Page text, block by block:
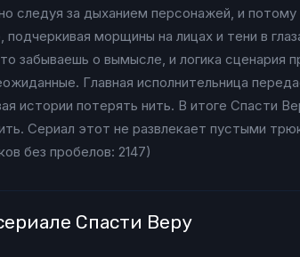
следуя за дыханием персонажей, и
подчеркивая морщины на лицах и тени в
забываешь о вымысле, и логика
Главная исполнительница
истории потерять нить. В итоге Спасти
Сериал этот не развлекает пустыми
без пробелов: 2147)
Спасти Веру